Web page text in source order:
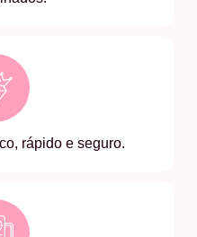
rápido e seguro.